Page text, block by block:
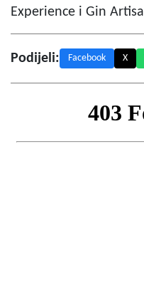
Experience i Gin
Podijeli: Facebook X